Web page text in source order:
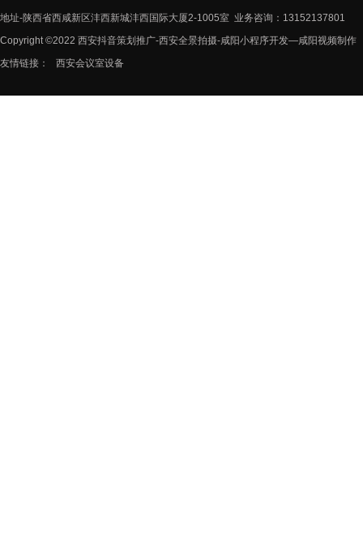
地址-陕西省西咸新区沣西新城沣西国际大厦2-1005室 业务咨询：13152137801
Copyright ©2022 西安抖音策划推广-西安全景拍摄-咸阳小程序开发—咸阳视频制作
友情链接：
西安会议室设备